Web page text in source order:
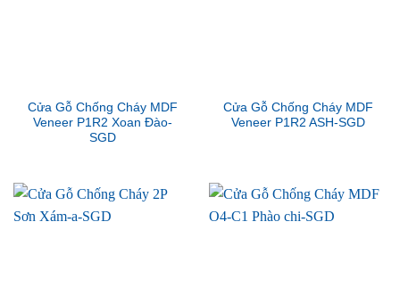
Cửa Gỗ Chống Cháy MDF
Veneer P1R2 Xoan Đào-
SGD
Cửa Gỗ Chống Cháy MDF
Veneer P1R2 ASH-SGD